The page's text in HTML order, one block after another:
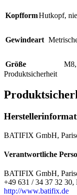
KopfformHutkopf,
Gewindeart
Größe M8,
Produktsicherheit
BATIFIX GmbH,
Verantwortliche
BATIFIX GmbH,
+49 631 / 34 37 32 30,
http://www.batifix.de